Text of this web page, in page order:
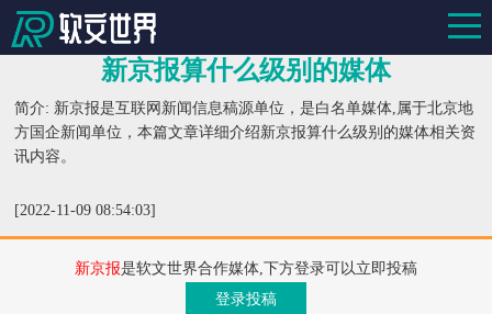
新京报算什么级别的媒体
简介: 新京报是互联网新闻信息稿源单位，是白名单媒体,属于北京地
方国企新闻单位，本篇文章详细介绍新京报算什么级别的媒体相关资
讯内容。
[2022-11-09 08:54:03]
新京报是软文世界合作媒体,下方登录可以立即投稿
登录投稿